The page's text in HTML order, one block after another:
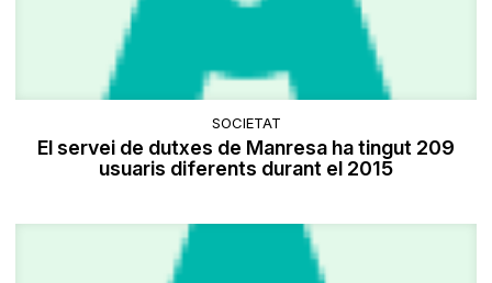
SOCIETAT
El servei de dutxes de Manresa ha tingut 209
usuaris diferents durant el 2015